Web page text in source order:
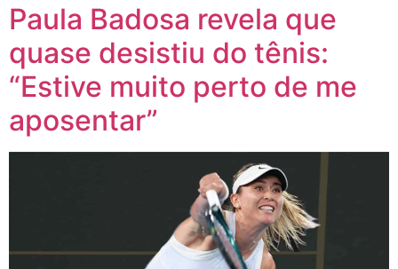
Paula Badosa revela que
quase desistiu do tênis:
“Estive muito perto de me
aposentar”